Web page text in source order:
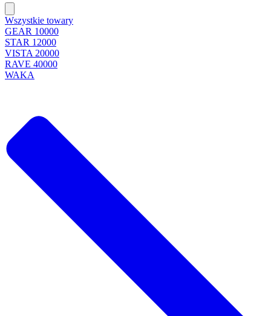
Wszystkie towary
GEAR 10000
STAR 12000
VISTA 20000
RAVE 40000
WAKA